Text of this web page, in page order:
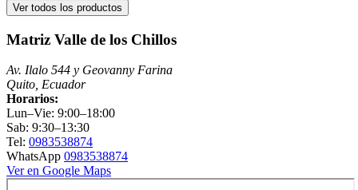
Ver todos los productos
Matriz Valle de los Chillos
Av. Ilalo 544 y Geovanny Farina
Quito, Ecuador
Horarios:
Lun–Vie: 9:00–18:00
Sab: 9:30–13:30
Tel: 0983538874
WhatsApp 0983538874
Ver en Google Maps